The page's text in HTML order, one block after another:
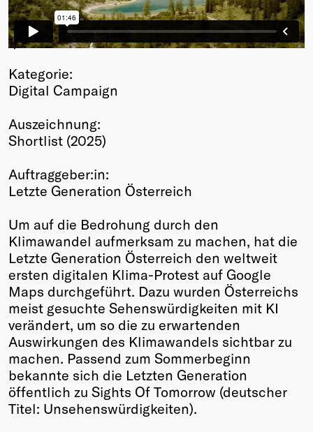
Membership
Info
Young Creatives
Friends of Creativity
Winners
2026
Annual
1/2
Kategorie:
Digital Campaign
Auszeichnung:
Shortlist (2025)
Auftraggeber:in:
Letzte Generation Österreich
Um auf die Bedrohung durch den
Klimawandel aufmerksam zu machen, hat die
Letzte Generation Österreich den weltweit
ersten digitalen Klima-Protest auf Google
Maps durchgeführt. Dazu wurden Österreichs
meist gesuchte Sehenswürdigkeiten mit KI
verändert, um so die zu erwartenden
Auswirkungen des Klimawandels sichtbar zu
machen. Passend zum Sommerbeginn
bekannte sich die Letzten Generation
öffentlich zu Sights Of Tomorrow (deutscher
Titel: Unsehenswürdigkeiten).